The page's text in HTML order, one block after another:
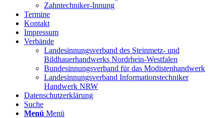
Zahntechniker-Innung
Termine
Kontakt
Impressum
Verbände
Landesinnungsverband des Steinmetz- und
Bildhauerhandwerks Nordrhein-Westfalen
Bundesinnungsverband für das Modistenhandwerk
Landesinnungsverband Informationstechniker
Handwerk NRW
Datenschutzerklärung
Suche
Menü Menü